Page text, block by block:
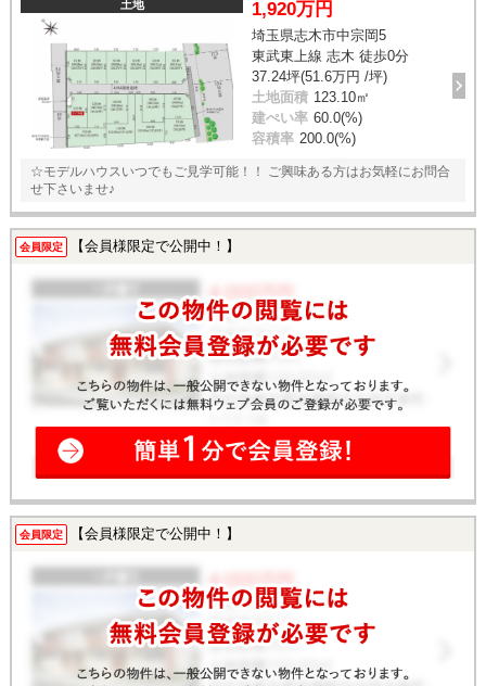
土地 1,920万円
埼玉県志木市中宗岡5
東武東上線 志木 徒歩0分
37.24坪(51.6万円 /坪)
土地面積 123.10㎡
建ぺい率 60.0(%)
容積率 200.0(%)
☆モデルハウスいつでもご見学可能！！ ご興味ある方はお気軽にお問合
せ下さいませ♪
会員限定 【会員様限定で公開中！】
会員限定 【会員様限定で公開中！】